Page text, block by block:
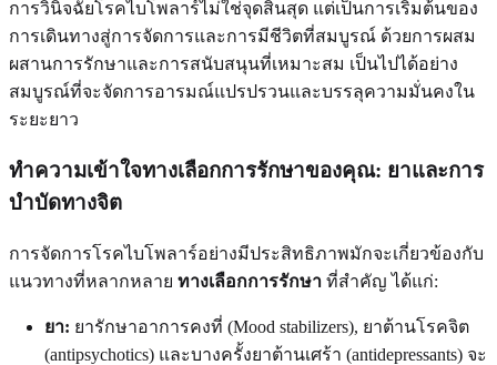
การวินิจฉัยโรคไบโพลาร์ไม่ใช่จุดสิ้นสุด แต่เป็นการเริ่มต้นของ
การเดินทางสู่การจัดการและการมีชีวิตที่สมบูรณ์ ด้วยการผสม
ผสานการรักษาและการสนับสนุนที่เหมาะสม เป็นไปได้อย่าง
สมบูรณ์ที่จะจัดการอารมณ์แปรปรวนและบรรลุความมั่นคงใน
ระยะยาว
ทำความเข้าใจทางเลือกการรักษาของคุณ: ยาและการ
บำบัดทางจิต
การจัดการโรคไบโพลาร์อย่างมีประสิทธิภาพมักจะเกี่ยวข้องกับ
แนวทางที่หลากหลาย ทางเลือกการรักษา ที่สำคัญ ได้แก่:
ยา: ยารักษาอาการคงที่ (Mood stabilizers), ยาต้านโรคจิต
(antipsychotics) และบางครั้งยาต้านเศร้า (antidepressants) จะ